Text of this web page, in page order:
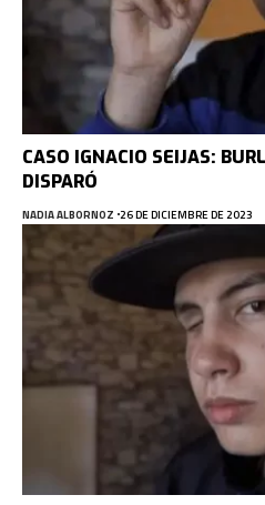
CASO IGNACIO SEIJAS:
DISPARÓ
NADIA ALBORNOZ 26 DE DICIEMBRE DE 2023